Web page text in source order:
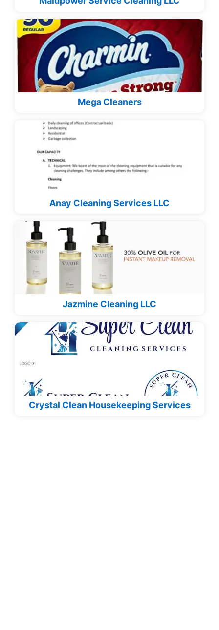
Mega Cleaners
Anay Cleaning Services LLC
Jazmine Cleaning LLC
Crystal Clean Housekeeping Services